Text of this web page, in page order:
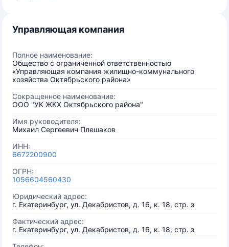
Управляющая компания
Полное наименование:
Общество с ограниченной ответственностью
«Управляющая компания жилищно-коммунального
хозяйства Октябрьского района»
Сокращенное наименование:
ООО "УК ЖКХ Октябрьского района"
Имя руководителя:
Михаил Сергеевич Плешаков
ИНН:
6672200900
ОГРН:
1056604560430
Юридический адрес:
г. Екатеринбург, ул. Декабристов, д. 16, к. 18, стр. з
Фактический адрес:
г. Екатеринбург, ул. Декабристов, д. 16, к. 18, стр. з